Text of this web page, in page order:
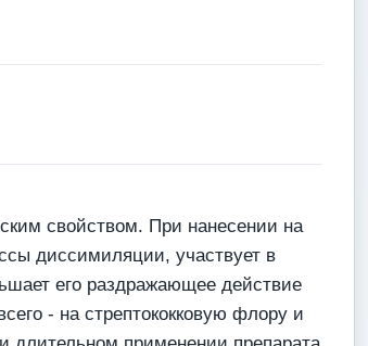
свойством. При нанесении на
диссимиляции, участвует в
его раздражающее действие
- на стрептококковую флору и